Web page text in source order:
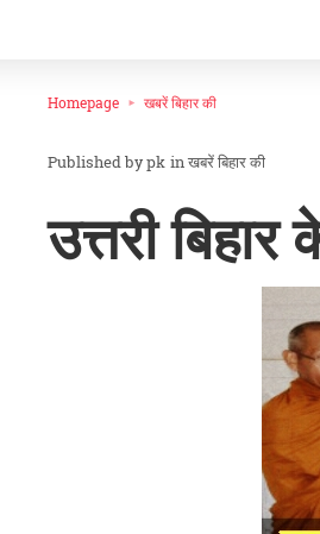
Homepage खबरें बिहार की
pk inखबरें बिहार की
उत्तरी